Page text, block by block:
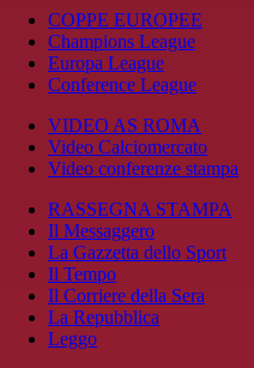
COPPE EUROPEE
Champions League
Europa League
Conference League
VIDEO AS ROMA
Video Calciomercato
Video conferenze stampa
RASSEGNA STAMPA
Il Messaggero
La Gazzetta dello Sport
Il Tempo
Il Corriere della Sera
La Repubblica
Leggo